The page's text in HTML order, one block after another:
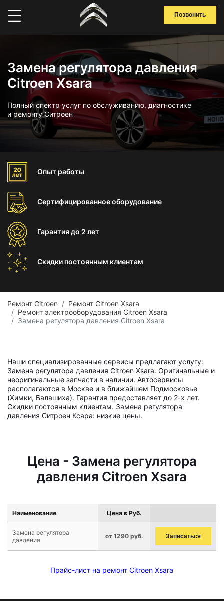
Позвонить
Замена регулятора давления
Citroen Xsara
Полный спектр услуг по обслуживанию, диагностике
и ремонту Ситроен
Опыт работы
Сертифицированноеоборудование
Гарантиядо 2 лет
Скидки постоянным клиентам
Ремонт Citroen
Ремонт Citroen Xsara
Ремонт электрооборудования Citroen Xsara
Замена регулятора давления Citroen Xsara
Наши специализированные сервисы предлагают услугу:
Замена регулятора давления Citroen Xsara. Оригинальные и
неоригинальные запчасти в наличии. Автосервисы
располагаются в Москве и в ближайшем Подмосковье
(Химки, Балашиха). Гарантия предоставляет до 2-х лет.
Скидки постоянным клиентам. Замена регулятора
давления Ситроен Ксара: низкие цены.
Цена - Замена регулятора
давления Citroen Xsara
Наименование Цена в Руб.
Замена регулятора
давления
от 1290 руб. Записаться
Прайс-лист на ремонт Citroen Xsara